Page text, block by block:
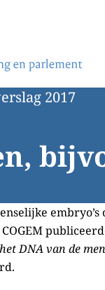
2017
DNA van de